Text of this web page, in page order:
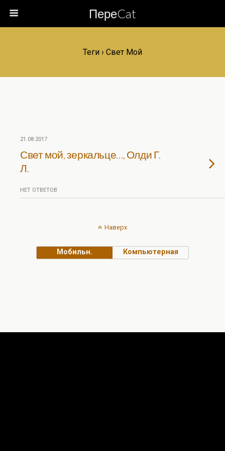
ПереCat
Теги › Свет Мой
21.08.2017
Свет мой, зеркальце…, Олди Г.
Л.
НЕТ ОТВЕТОВ
Наверх
Мобильн. Компьютерная